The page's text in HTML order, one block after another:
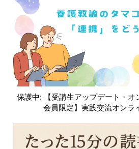
保護中: 【受講生アップデート・オ
会員限定】実践交流オンラ